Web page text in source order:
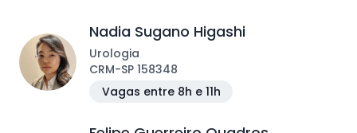
Nadia Sugano Higashi
Urologia
CRM-SP 158348
Vagas entre 8h e 11h